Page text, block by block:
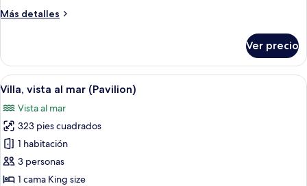
vista
Más detalles
Más
de
campo,
vista
mar
Ver precio
Abrir
todas
las
fotos
de
Villa,
vista
Un dormitorio con cama, ventilador
8
Villa, vista al mar (Pavilion)
Vista al mar
323 pies cuadrados
1 habitación
3 personas
1 cama King size